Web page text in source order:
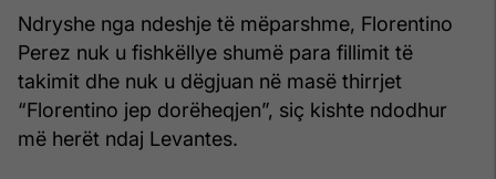
Ndryshe nga ndeshje të mëparshme, Florentino
Perez nuk u fishkëllye shumë para fillimit të
takimit dhe nuk u dëgjuan në masë thirrjet
“Florentino jep dorëheqjen”, siç kishte ndodhur
më herët ndaj Levantes.